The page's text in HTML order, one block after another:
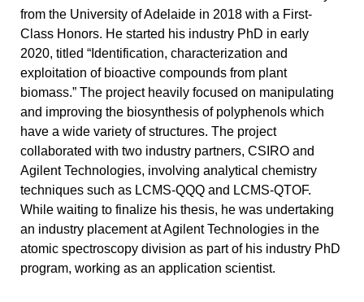
from the University of Adelaide in 2018 with a First-
Class Honors. He started his industry PhD in early
2020, titled “Identification, characterization and
exploitation of bioactive compounds from plant
biomass.” The project heavily focused on manipulating
and improving the biosynthesis of polyphenols which
have a wide variety of structures. The project
collaborated with two industry partners, CSIRO and
Agilent Technologies, involving analytical chemistry
techniques such as LCMS-QQQ and LCMS-QTOF.
While waiting to finalize his thesis, he was undertaking
an industry placement at Agilent Technologies in the
atomic spectroscopy division as part of his industry PhD
program, working as an application scientist.